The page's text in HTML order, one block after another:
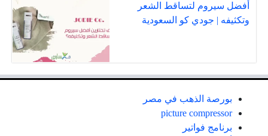
أفضل سيروم لتساقط الشعر
وتكثيفه | جودي كو السعودية
بورصة الذهب في مصر
picture compressor
برنامج فواتير